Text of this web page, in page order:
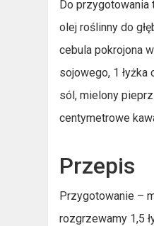
Do przygotowania
olej roślinny do
cebula pokrojona
sojowego, 1 łyżka
sól, mielony
centymetrowe
Przepis
Przygotowanie –
rozgrzewamy 1,5